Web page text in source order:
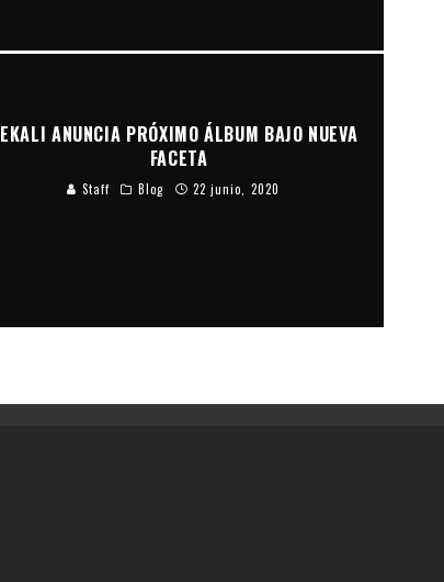
EKALI ANUNCIA PRÓXIMO ÁLBUM BAJO NUEVA
FACETA
Staff Blog 22 junio, 2020